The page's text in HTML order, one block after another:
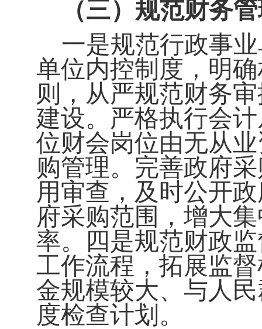
（三）规范财务
一是规范行政事
单位内控制度，明
则，从严规范财务
建设。严格执行会
位财会岗位由无从
购管理。完善政府
用审查，及时公开
府采购范围，增大
率。四是规范财政
工作流程，拓展监
金规模较大、与人
度检查计划。